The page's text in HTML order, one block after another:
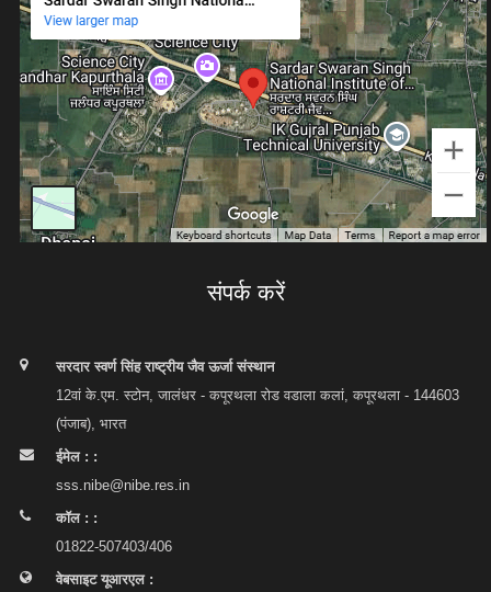
संपर्क करें
सरदार स्वर्ण सिंह राष्ट्रीय जैव ऊर्जा संस्थान
12वां के.एम. स्टोन, जालंधर - कपूरथला रोड वडाला कलां, कपूरथला - 144603
(पंजाब), भारत
ईमेल : :
sss.nibe@nibe.res.in
कॉल : :
01822-507403/406
वेबसाइट यूआरएल :